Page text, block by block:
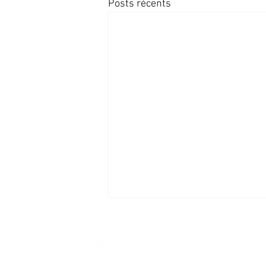
Posts récents